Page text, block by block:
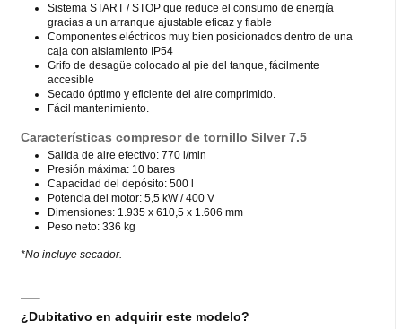
Sistema START / STOP que reduce el consumo de energía
gracias a un arranque ajustable eficaz y fiable
Componentes eléctricos muy bien posicionados dentro de una
caja con aislamiento IP54
Grifo de desagüe colocado al pie del tanque, fácilmente
accesible
Secado óptimo y eficiente del aire comprimido.
Fácil mantenimiento.
Características compresor de tornillo Silver 7.5
Salida de aire efectivo: 770 l/min
Presión máxima: 10 bares
Capacidad del depósito: 500 l
Potencia del motor: 5,5 kW / 400 V
Dimensiones: 1.935 x 610,5 x 1.606 mm
Peso neto: 336 kg
*No incluye secador.
¿Dubitativo en adquirir este modelo?